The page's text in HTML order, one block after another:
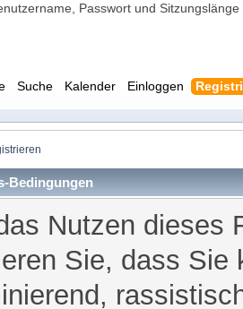
Passwort und Sitzungslänge
Suche Kalender Einloggen
Bedingungen
Nutzen dieses
Sie, dass Sie